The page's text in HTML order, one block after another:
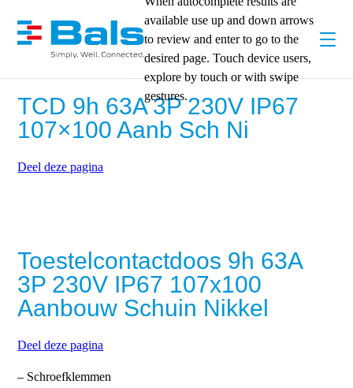
available use up and down arrows
to review and enter to go to the
desired page. Touch device users,
explore by touch or with swipe
gestures.
TCD 9h 63A 3P 230V IP67
107×100 Aanb Sch Ni
Deel deze pagina
Toestelcontactdoos 9h 63A
3P 230V IP67 107x100
Aanbouw Schuin Nikkel
Deel deze pagina
– Schroefklemmen